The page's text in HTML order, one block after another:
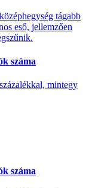
tágabb
eső, jellemzően
száma
mintegy
száma